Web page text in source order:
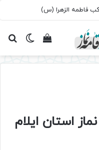
فاطمه الزهرا (س)
تغییرمشاهده
استان ایلام